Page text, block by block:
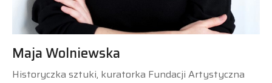
Maja Wolniewska
Historyczka sztuki, kuratorka Fundacji Artystyczna